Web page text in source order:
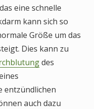
eine schnelle
kann sich so
Größe um das
Dies kann zu
des
entzündlichen
auch dazu